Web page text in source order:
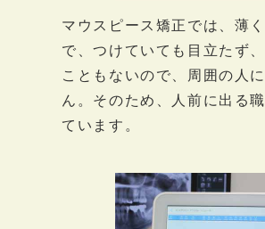
マウスピース矯正では、薄
で、つけていても目立たず
こともないので、周囲の人
ん。そのため、人前に出る
ています。